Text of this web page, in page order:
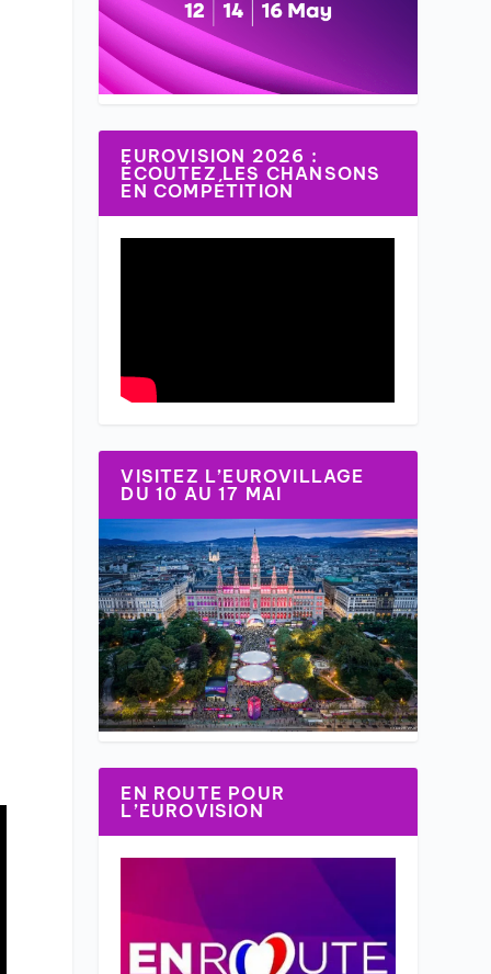
EUROVISION 2026 :
ÉCOUTEZ LES CHANSONS
EN COMPÉTITION
VISITEZ L’EUROVILLAGE
DU 10 AU 17 MAI
EN ROUTE POUR
L’EUROVISION